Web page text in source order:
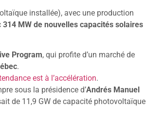
installée), avec une production
314 MW de nouvelles capacités solaires
Program, qui profite d’un marché de
.
est à l’accélération.
sous la présidence d’Andrés Manuel
de 11,9 GW de capacité photovoltaïque